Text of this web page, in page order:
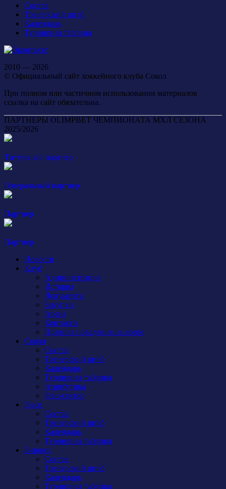
Состав
Тренерский штаб
Календарь
Турнирная таблица
2010 — 2026
© Официальный сайт хоккейного клуба Сокол
При полном или частичном использовании материалов
ссылка на сайт обязательна.
ПАРТНЕРЫ OLIMPBET ЧЕМПИОНАТА МХЛ СЕЗОНА
2025/2026
Титульный партнер
Генеральный партнер
Партнер
Партнер
Новости
Клуб
Администрация
История
Документы
Закупки
Арена
Контакты
Правила поведения на арене
Сокол
Состав
Тренерский штаб
Календарь
Турнирная таблица
Атрибутика
Фан-сектор
Рыси
Состав
Тренерский штаб
Календарь
Турнирная таблица
Бирюса
Состав
Тренерский штаб
Календарь
Турнирная таблица